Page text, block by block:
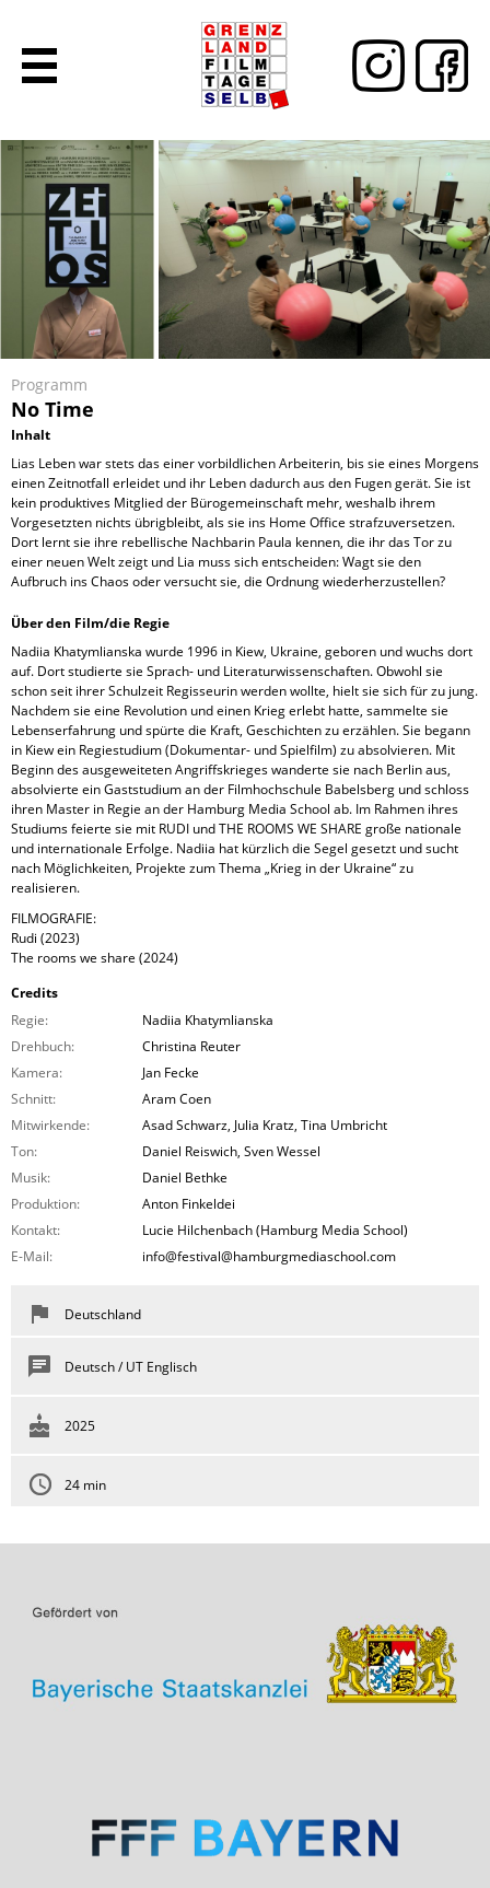
Programm
No Time
Inhalt
Lias Leben war stets das einer vorbildlichen Arbeiterin, bis sie eines Morgens
einen Zeitnotfall erleidet und ihr Leben dadurch aus den Fugen gerät. Sie ist
kein produktives Mitglied der Bürogemeinschaft mehr, weshalb ihrem
Vorgesetzten nichts übrigbleibt, als sie ins Home Office strafzuversetzen.
Dort lernt sie ihre rebellische Nachbarin Paula kennen, die ihr das Tor zu
einer neuen Welt zeigt und Lia muss sich entscheiden: Wagt sie den
Aufbruch ins Chaos oder versucht sie, die Ordnung wiederherzustellen?
Über den Film/die Regie
Nadiia Khatymlianska wurde 1996 in Kiew, Ukraine, geboren und wuchs dort
auf. Dort studierte sie Sprach- und Literaturwissenschaften. Obwohl sie
schon seit ihrer Schulzeit Regisseurin werden wollte, hielt sie sich für zu jung.
Nachdem sie eine Revolution und einen Krieg erlebt hatte, sammelte sie
Lebenserfahrung und spürte die Kraft, Geschichten zu erzählen. Sie begann
in Kiew ein Regiestudium (Dokumentar- und Spielfilm) zu absolvieren. Mit
Beginn des ausgeweiteten Angriffskrieges wanderte sie nach Berlin aus,
absolvierte ein Gaststudium an der Filmhochschule Babelsberg und schloss
ihren Master in Regie an der Hamburg Media School ab. Im Rahmen ihres
Studiums feierte sie mit RUDI und THE ROOMS WE SHARE große nationale
und internationale Erfolge. Nadiia hat kürzlich die Segel gesetzt und sucht
nach Möglichkeiten, Projekte zum Thema „Krieg in der Ukraine“ zu
realisieren.
FILMOGRAFIE:
Rudi (2023)
The rooms we share (2024)
Credits
Regie:
Nadiia Khatymlianska
Drehbuch:
Christina Reuter
Kamera:
Jan Fecke
Schnitt:
Aram Coen
Mitwirkende:
Asad Schwarz, Julia Kratz, Tina Umbricht
Ton:
Daniel Reiswich, Sven Wessel
Musik:
Daniel Bethke
Produktion:
Anton Finkeldei
Kontakt:
Lucie Hilchenbach (Hamburg Media School)
E-Mail:
info@festival@hamburgmediaschool.com
Deutschland
Deutsch / UT Englisch
2025
24 min